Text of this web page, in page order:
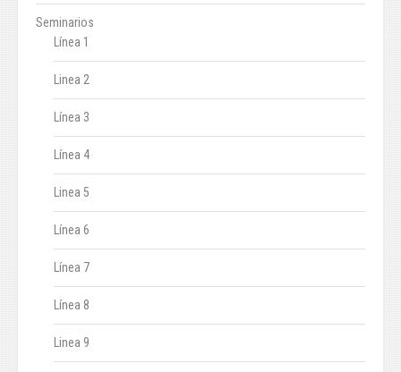
Seminarios
Línea 1
Linea 2
Línea 3
Línea 4
Linea 5
Línea 6
Línea 7
Línea 8
Linea 9